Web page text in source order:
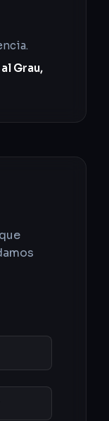
Grau,